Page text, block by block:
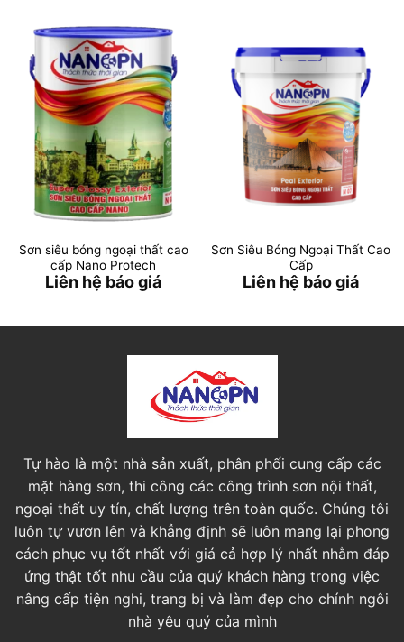
Sơn siêu bóng ngoại thất cao
cấp Nano Protech
Liên hệ báo giá
Sơn Siêu Bóng Ngoại Thất Cao
Cấp
Liên hệ báo giá
Tự hào là một nhà sản xuất, phân phối cung cấp các
mặt hàng sơn, thi công các công trình sơn nội thất,
ngoại thất uy tín, chất lượng trên toàn quốc. Chúng tôi
luôn tự vươn lên và khẳng định sẽ luôn mang lại phong
cách phục vụ tốt nhất với giá cả hợp lý nhất nhằm đáp
ứng thật tốt nhu cầu của quý khách hàng trong việc
nâng cấp tiện nghi, trang bị và làm đẹp cho chính ngôi
nhà yêu quý của mình